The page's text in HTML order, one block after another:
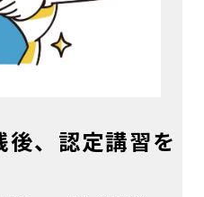
後、認定講習を